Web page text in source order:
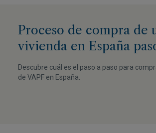
Proceso de compra de
vivienda en España
Descubre cuál es el paso a paso para
de VAPF en España.